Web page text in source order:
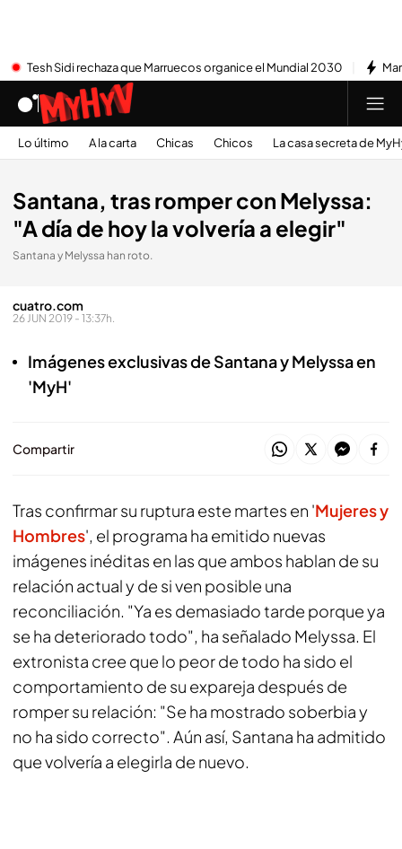
Tesh Sidi rechaza que Marruecos organice el Mundial 2030
Lo último A la carta Chicas Chicos La casa secreta de
Santana, tras romper con Melyssa:
"A día de hoy la volvería a elegir"
Santana y Melyssa han roto.
cuatro.com
26 JUN 2019 - 13:37h.
Imágenes exclusivas de Santana y Melyssa en
'MyH'
Compartir
Tras confirmar su ruptura este martes en 'Mujeres y
Hombres', el programa ha emitido nuevas
imágenes inéditas en las que ambos hablan de su
relación actual y de si ven posible una
reconciliación. "Ya es demasiado tarde porque ya
se ha deteriorado todo", ha señalado Melyssa. El
extronista cree que lo peor de todo ha sido el
comportamiento de su expareja después de
romper su relación: "Se ha mostrado soberbia y
no ha sido correcto". Aún así, Santana ha admitido
que volvería a elegirla de nuevo.